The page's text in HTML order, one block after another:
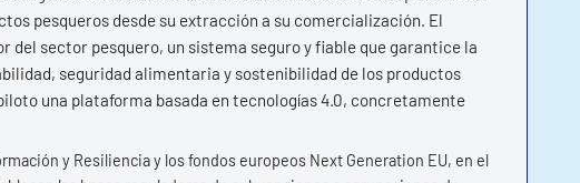
pesqueros desde su extracción a su comercialización. El
del sector pesquero, un sistema seguro y fiable que garantice la
seguridad alimentaria y sostenibilidad de los productos
una plataforma basada en tecnologías 4.0, concretamente
y Resiliencia y los fondos europeos Next Generation EU, en el